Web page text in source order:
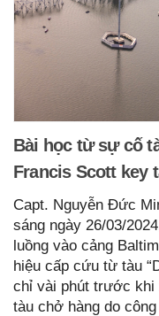
Bài học từ sự cố
Francis Scott key
Capt. Nguyễn Đức
sáng ngày 26/03/
luồng vào cảng
hiệu cấp cứu từ tàu
chỉ vài phút trước khi
tàu chở hàng do